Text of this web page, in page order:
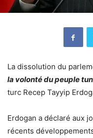
La dissolution du
la volonté du peuple
turc Recep Tayyip
Erdogan a déclaré aux
récents